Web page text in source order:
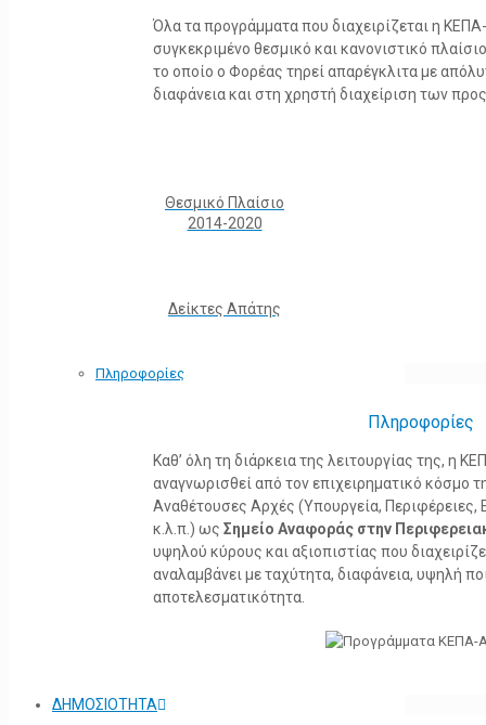
Όλα τα προγράμματα που διαχειρίζεται η
συγκεκριμένο θεσμικό και κανονιστικό
το οποίο ο Φορέας τηρεί απαρέγκλιτα με
διαφάνεια και στη χρηστή διαχείριση των
Θεσμικό Πλαίσιο
2014-2020
Δείκτες Απάτης
Πληροφορίες
Πληροφορίες
Καθ’ όλη τη διάρκεια της λειτουργίας της, η
αναγνωρισθεί από τον επιχειρηματικό κόσμο
Αναθέτουσες Αρχές (Υπουργεία, Περιφέρειες,
κ.λ.π.) ως Σημείο Αναφοράς στην
υψηλού κύρους και αξιοπιστίας που
αναλαμβάνει με ταχύτητα, διαφάνεια, υψηλή
αποτελεσματικότητα.
ΔΗΜΟΣΙΟΤΗΤΑ